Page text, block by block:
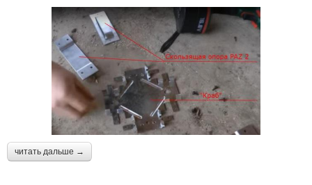
читать дальше →